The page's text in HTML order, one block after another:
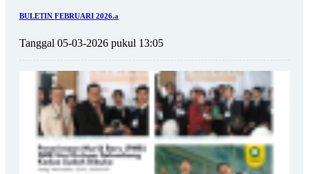
BULETIN FEBRUARI 2026.a
Tanggal 05-03-2026 pukul 13:05